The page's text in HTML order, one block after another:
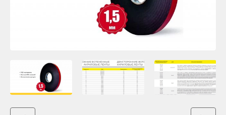
Плёнка монтажная Oratape
ПЭТ листовой